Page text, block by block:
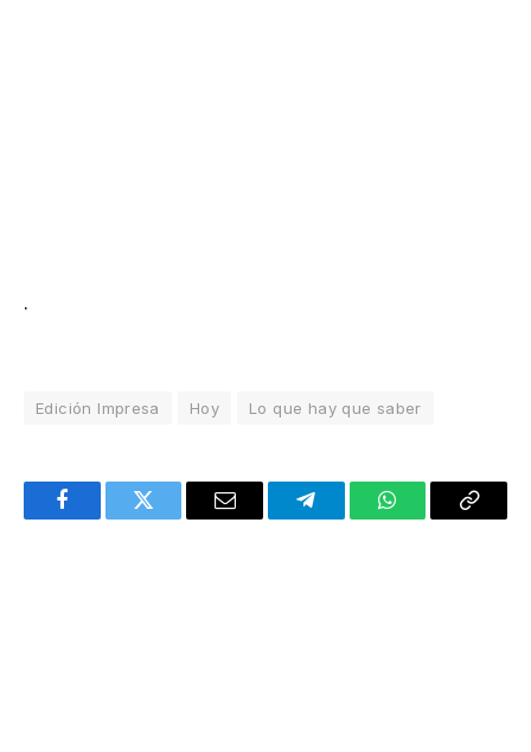
.
Edición Impresa Hoy Lo que hay que saber
FacebookTwitter Email TelegramWhatsAppCopy